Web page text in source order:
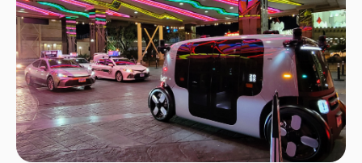
관계자 8만6679명, 전시업체 관계자 5만4676명, 미디어 7037명이
참석했다. 해외 참석자는 5만5841명, 전체의 37.6%를 기록했다. 포춘
(Fortune) 500대 기업 중 307곳도 현장에 있었다. TV와 가전제품의
트렌드를 파악하러온 사람보다, 계약과 파트너십과 투자를 만들러 온 사람이
압도적으로 많은 행사라는 점이다. 그럼에도 한국 기업은 CES를 '행사
(쇼케이스)'로만 받아들인다. 부스를 둘러보고, 신제품을 확인하고, 트렌드를
학습하고, 이후 언론 보도를 기다리는 방식이다. 반면 미국과 글로벌 기업이
CES에 오는 이유는 처음부터 다르다. 물건을 사고팔거나, 투자처를 찾고,
파트너를 찾기 위한 '실무' 목적으로 방문하는 경우가 대다수다. 이는
데이터와도 정확히 맞아떨어진다. 산업 참석자의 고객 기반을 보면 B2B가